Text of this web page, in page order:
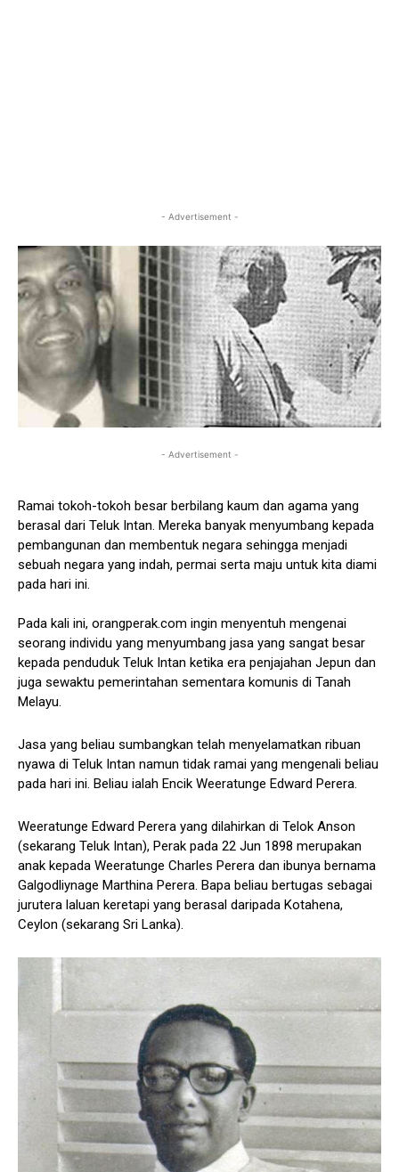
- Advertisement -
- Advertisement -
Ramai tokoh-tokoh besar berbilang kaum dan agama yang
berasal dari Teluk Intan. Mereka banyak menyumbang kepada
pembangunan dan membentuk negara sehingga menjadi
sebuah negara yang indah, permai serta maju untuk kita diami
pada hari ini.
Pada kali ini, orangperak.com ingin menyentuh mengenai
seorang individu yang menyumbang jasa yang sangat besar
kepada penduduk Teluk Intan ketika era penjajahan Jepun dan
juga sewaktu pemerintahan sementara komunis di Tanah
Melayu.
Jasa yang beliau sumbangkan telah menyelamatkan ribuan
nyawa di Teluk Intan namun tidak ramai yang mengenali beliau
pada hari ini. Beliau ialah Encik Weeratunge Edward Perera.
Weeratunge Edward Perera yang dilahirkan di Telok Anson
(sekarang Teluk Intan), Perak pada 22 Jun 1898 merupakan
anak kepada Weeratunge Charles Perera dan ibunya bernama
Galgodliynage Marthina Perera. Bapa beliau bertugas sebagai
jurutera laluan keretapi yang berasal daripada Kotahena,
Ceylon (sekarang Sri Lanka).